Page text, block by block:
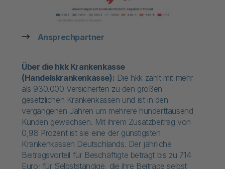
Ansprechpartner
Über die hkk Krankenkasse
(Handelskrankenkasse): Die hkk zählt mit mehr
als 930.000 Versicherten zu den großen
gesetzlichen Krankenkassen und ist in den
vergangenen Jahren um mehrere hunderttausend
Kunden gewachsen. Mit ihrem Zusatzbeitrag von
0,98 Prozent ist sie eine der günstigsten
Krankenkassen Deutschlands. Der jährliche
Beitragsvorteil für Beschäftigte beträgt bis zu 714
Euro; für Selbstständige, die ihre Beiträge selbst